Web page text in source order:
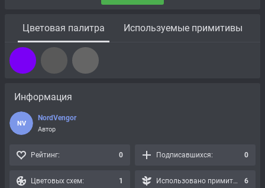
Цветовая палитра Используемые примитивы
Информация
NV
NordVengor
Автор
Рейтинг: 0 Подписавшихся: 0
Цветовых схем: 1 Использовано примитивов: 6